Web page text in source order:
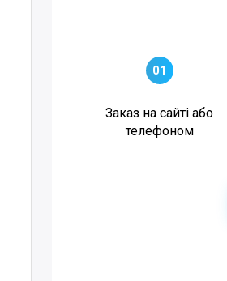
01
Заказ на сайті або
телефоном